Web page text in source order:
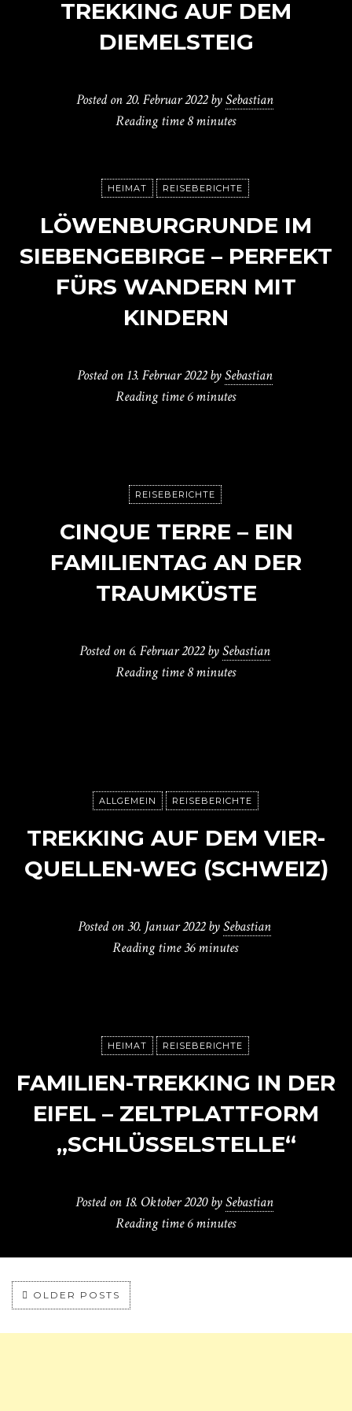
TREKKING AUF DEM
DIEMELSTEIG
Posted on20. Februar 2022 bySebastian
Reading time8 minutes
HEIMAT REISEBERICHTE
LÖWENBURGRUNDE IM
SIEBENGEBIRGE – PERFEKT
FÜRS WANDERN MIT
KINDERN
Posted on 13. Februar 2022 bySebastian
Reading time6 minutes
REISEBERICHTE
CINQUE TERRE – EIN
FAMILIENTAG AN DER
TRAUMKÜSTE
Posted on 6. Februar 2022 bySebastian
Reading time8 minutes
ALLGEMEIN REISEBERICHTE
TREKKING AUF DEM VIER-
QUELLEN-WEG (SCHWEIZ)
Posted on30. Januar 2022 bySebastian
Reading time36 minutes
HEIMAT REISEBERICHTE
FAMILIEN-TREKKING IN DER
EIFEL – ZELTPLATTFORM
„SCHLÜSSELSTELLE“
Posted on 18. Oktober 2020 bySebastian
Reading time6 minutes
OLDER POSTS